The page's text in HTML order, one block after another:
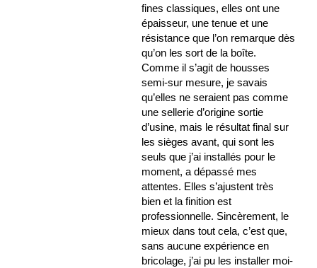
fines classiques, elles ont une
épaisseur, une tenue et une
résistance que l’on remarque dès
qu’on les sort de la boîte.
Comme il s’agit de housses
semi-sur mesure, je savais
qu’elles ne seraient pas comme
une sellerie d’origine sortie
d’usine, mais le résultat final sur
les sièges avant, qui sont les
seuls que j’ai installés pour le
moment, a dépassé mes
attentes. Elles s’ajustent très
bien et la finition est
professionnelle. Sincèrement, le
mieux dans tout cela, c’est que,
sans aucune expérience en
bricolage, j’ai pu les installer moi-